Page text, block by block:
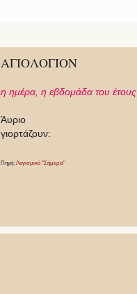
ΑΓΙΟΛΟΓΙΟΝ
η ημέρα, η εβδομάδα του έτους
Άυριο
γιορτάζουν:
Πηγή: Λογισμικό "Σήμερα"